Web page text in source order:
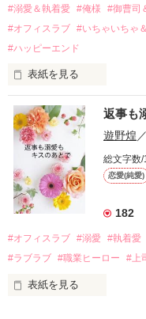
過去の傷から、二度と
運命のような再会を果た
酔った勢いで一夜を共に
さらに、美桜が初めてだ
『責任をとる、結婚し
戸惑う美桜とは裏腹に、
甘やかしてくる。
そんなある日、哲平は美
遭っていることを知る。
美桜を守るため、哲平
夏木美桜(なつきみお)
鳴海哲平 (なるみてっぺ
#溺愛＆執着愛 #俺様 #御曹司
#オフィスラブ #いちゃいちゃ
#ハッピーエンド
表紙を見る
おかしな噂を流されて
桜は、海外で傷心旅行を
い、酒の勢いもあり一夜
帰国後、美桜は新しい
なんと彼の正体は、と
れて起業した新進気鋭の
――御影恭司その人だっ
なぜか恭司から飼い猫
返事も
遊野煌
総文字数
恋愛(純愛)
182
#オフィスラブ #溺愛 #執着愛
#ラブラブ #職業ヒーロー #上
表紙を見る